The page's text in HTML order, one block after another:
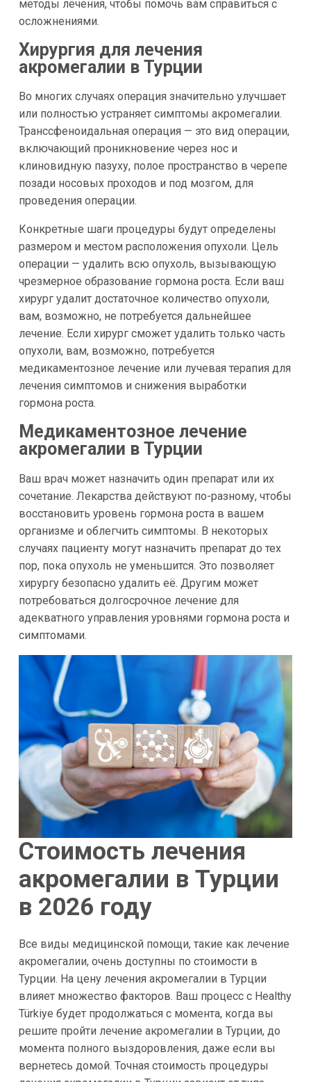
методы лечения, чтобы помочь вам справиться с
осложнениями.
Хирургия для лечения
акромегалии в Турции
Во многих случаях операция значительно улучшает
или полностью устраняет симптомы акромегалии.
Транссфеноидальная операция — это вид операции,
включающий проникновение через нос и
клиновидную пазуху, полое пространство в черепе
позади носовых проходов и под мозгом, для
проведения операции.
Конкретные шаги процедуры будут определены
размером и местом расположения опухоли. Цель
операции — удалить всю опухоль, вызывающую
чрезмерное образование гормона роста. Если ваш
хирург удалит достаточное количество опухоли,
вам, возможно, не потребуется дальнейшее
лечение. Если хирург сможет удалить только часть
опухоли, вам, возможно, потребуется
медикаментозное лечение или лучевая терапия для
лечения симптомов и снижения выработки
гормона роста.
Медикаментозное лечение
акромегалии в Турции
Ваш врач может назначить один препарат или их
сочетание. Лекарства действуют по-разному, чтобы
восстановить уровень гормона роста в вашем
организме и облегчить симптомы. В некоторых
случаях пациенту могут назначить препарат до тех
пор, пока опухоль не уменьшится. Это позволяет
хирургу безопасно удалить её. Другим может
потребоваться долгосрочное лечение для
адекватного управления уровнями гормона роста и
симптомами.
Стоимость лечения
акромегалии в Турции
в 2026 году
Все виды медицинской помощи, такие как лечение
акромегалии, очень доступны по стоимости в
Турции. На цену лечения акромегалии в Турции
влияет множество факторов. Ваш процесс с Healthy
Türkiye будет продолжаться с момента, когда вы
решите пройти лечение акромегалии в Турции, до
момента полного выздоровления, даже если вы
вернетесь домой. Точная стоимость процедуры